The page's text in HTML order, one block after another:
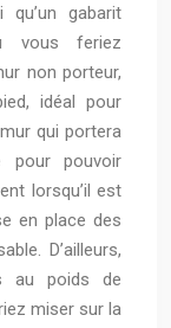
gabarit
vous feriez
non porteur,
idéal pour
qui portera
pour pouvoir
lorsqu’il est
en place des
D’ailleurs,
au poids de
miser sur la